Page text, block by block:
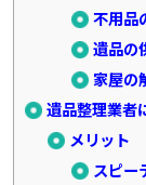
不用品
遺品の
家屋の
遺品整理業者
メリット
スピー